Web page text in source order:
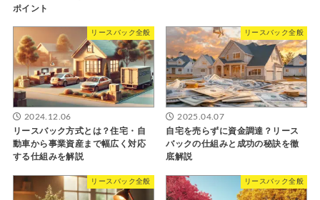
ポイント
リースバック全般
2024.12.06
リースバック方式とは？住宅・自
動車から事業資産まで幅広く対応
する仕組みを解説
リースバック全般
2025.04.07
自宅を売らずに資金調達？リース
バックの仕組みと成功の秘訣を徹
底解説
リースバック全般 リースバック全般